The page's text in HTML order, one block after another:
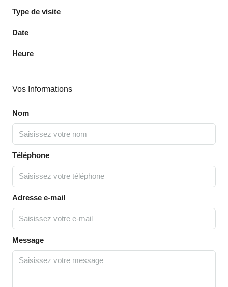
Type de visite
Date
Heure
Vos Informations
Nom
Téléphone
Adresse e-mail
Message